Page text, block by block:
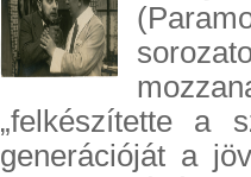
„felkészítette a
generációját a